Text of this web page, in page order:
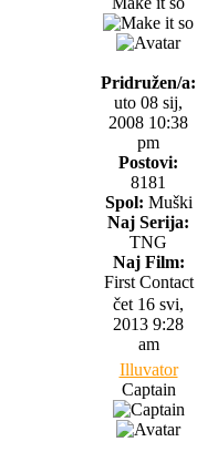
Pridružen/a:
uto 08 sij,
2008 10:38
pm
Postovi:
8181
Spol: Muški
Naj Serija:
TNG
Naj Film:
First Contact
čet 16 svi,
2013 9:28
am
Illuvator
Captain